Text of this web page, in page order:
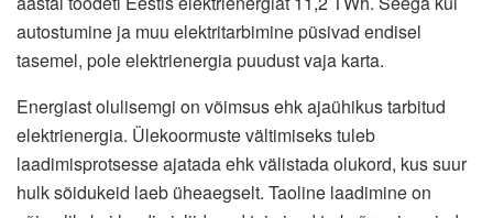
autostumine ja muu elektritarbimine püsivad endisel
tasemel, pole elektrienergia puudust vaja karta.
Energiast olulisemgi on võimsus ehk ajaühikus tarbitud
elektrienergia. Ülekoormuste vältimiseks tuleb
laadimisprotsesse ajatada ehk välistada olukord, kus suur
hulk sõidukeid laeb üheaegselt. Taoline laadimine on